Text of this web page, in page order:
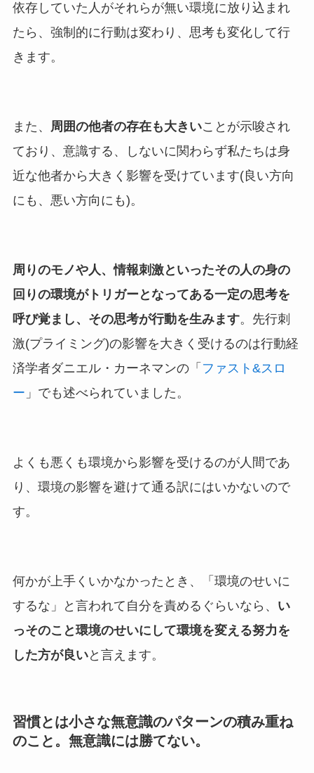
依存していた人がそれらが無い環境に放り込まれ
たら、強制的に行動は変わり、思考も変化して行
きます。
また、 周囲の他者の存在も大きいことが示唆され
ており、意識する、しないに関わらず私たちは身
近な他者から大きく影響を受けています(良い方向
にも、悪い方向にも)。
周りのモノや人、情報刺激といったその人の身の
回りの環境がトリガーとなってある一定の思考を
呼び覚まし、その思考が行動を生みます。先行刺
激(プライミング)の影響を大きく受けるのは行動経
済学者ダニエル・カーネマンの「 ファスト&スロ
ー 」でも述べられていました。
よくも悪くも環境から影響を受けるのが人間であ
り、環境の影響を避けて通る訳にはいかないので
す。
何かが上手くいかなかったとき、「環境のせいに
するな」と言われて自分を責めるぐらいなら、 い
っそのこと環境のせいにして環境を変える努力を
した方が良いと言えます。
習慣とは小さな無意識のパターンの積み重ね
のこと。無意識には勝てない。